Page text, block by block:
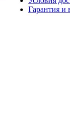
Гарантия и